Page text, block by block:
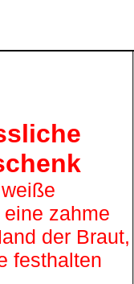
zahme
der Braut,
festhalten